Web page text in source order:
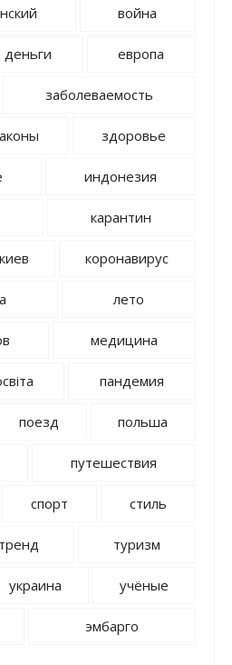
война
деньги европа
заболеваемость
здоровье
индонезия
карантин
киев коронавирус
лето
медицина
пандемия
поезд польша
путешествия
спорт стиль
тренд туризм
украина учёные
эмбарго